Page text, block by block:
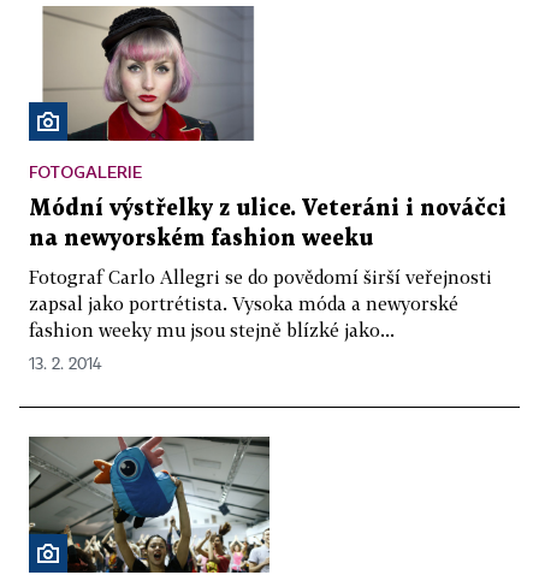
FOTOGALERIE
Módní výstřelky z ulice. Veteráni i nováčci
na newyorském fashion weeku
Fotograf Carlo Allegri se do povědomí širší veřejnosti
zapsal jako portrétista. Vysoka móda a newyorské
fashion weeky mu jsou stejně blízké jako...
13. 2. 2014